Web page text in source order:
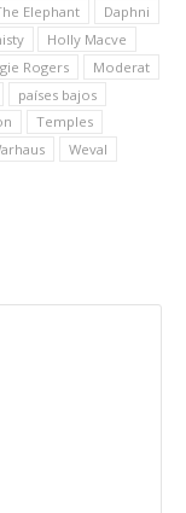
Elephant
Daphni
Holly Macve
Rogers
Moderat
países bajos
Temples
Weval